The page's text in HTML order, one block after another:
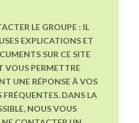
LE GROUPE : IL
EXPLICATIONS ET
SUR CE SITE
VOUS PERMETTRE
UNE RÉPONSE À VOS
FRÉQUENTES. DANS LA
NOUS VOUS